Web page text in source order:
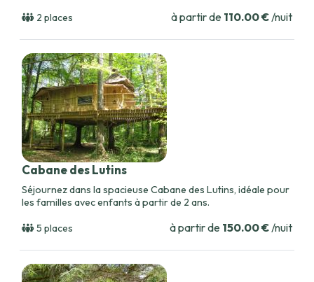
2 places à partir de 110.00 €/nuit
Cabane des Lutins
Séjournez dans la spacieuse Cabane des Lutins, idéale pour
les familles avec enfants à partir de 2 ans.
5 places à partir de 150.00 €/nuit